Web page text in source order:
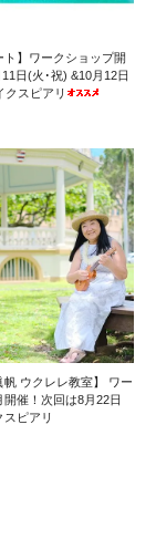
ト】ワークショップ開
日(火･祝) &10月12日
クスピアリ
帆 ウクレレ教室】 ワー
開催！次回は8月22日
ピアリ